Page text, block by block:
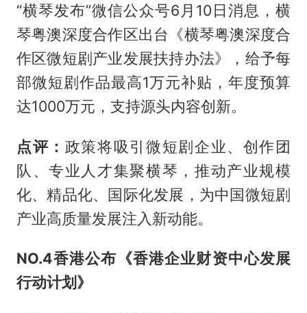
“横琴发布”微信公众号6月10日消息，横
琴粤澳深度合作区出台《横琴粤澳深度合
作区微短剧产业发展扶持办法》，给予每
部微短剧作品最高1万元补贴，年度预算
达1000万元，支持源头内容创新。
点评： 政策将吸引微短剧企业、创作团
队、专业人才集聚横琴，推动产业规模
化、精品化、国际化发展，为中国微短剧
产业高质量发展注入新动能。
NO.4香港公布《香港企业财资中心发展
行动计划》